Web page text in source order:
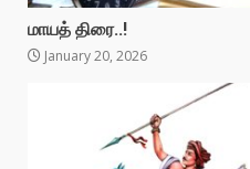
மாயத் திரை..!
January 20, 2026